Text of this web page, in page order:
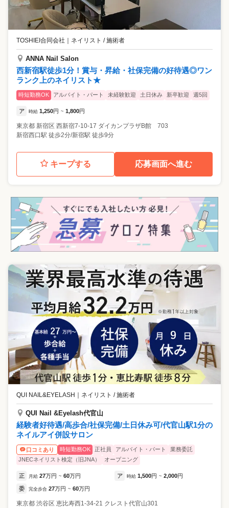
TOSHIEI合同会社 ｜ ネイリスト / 施術者
ANNA Nail Salon
西新宿駅徒歩1分！賞与・昇給・社保完備の好待遇◎ワン
ランク上のネイリスト★
時短勤務OK アルバイト・パート 未経験歓迎 土日休み 新卒歓迎 週5回
ア 時給 1,250円 ~ 1,800円
東京都 新宿区 西新宿7-10-17 ダイカンプラザB館 703
新宿西口駅 徒歩2分/新宿駅 徒歩9分
キープする 応募画面へ進む
QUI NAIL&EYELASH ｜ ネイリスト / 施術者
QUI Nail &Eyelash代官山
経験者好待遇/高歩合/社保完備/土日休み可/代官山駅1分の
ネイルアイ併設サロン
口コミあり 時短勤務OK 正社員 アルバイト・パート
業務委託
JNECネイリスト検定（旧JNA）
オープニング
正 月給 27万円 ~ 60万円 ア 時給 1,500円 ~ 2,000円
委 完全歩合 27万円 ~ 60万円
東京都 渋谷区 恵比寿西1-34-21 クレスト代官山301